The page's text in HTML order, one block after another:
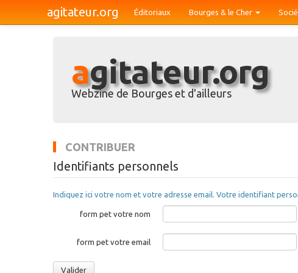
agitateur.org Éditoriaux Bourges & le Cher
agitateur.org
Webzine de Bourges et d'ailleurs
CONTRIBUER
Identifiants personnels
Indiquez ici votre nom et votre adresse email. Votre identifiant
form pet votre nom
form pet votre email
Valider